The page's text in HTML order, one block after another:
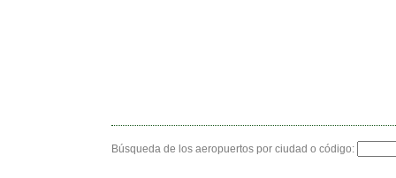
Búsqueda de los aeropuertos por ciudad o código: